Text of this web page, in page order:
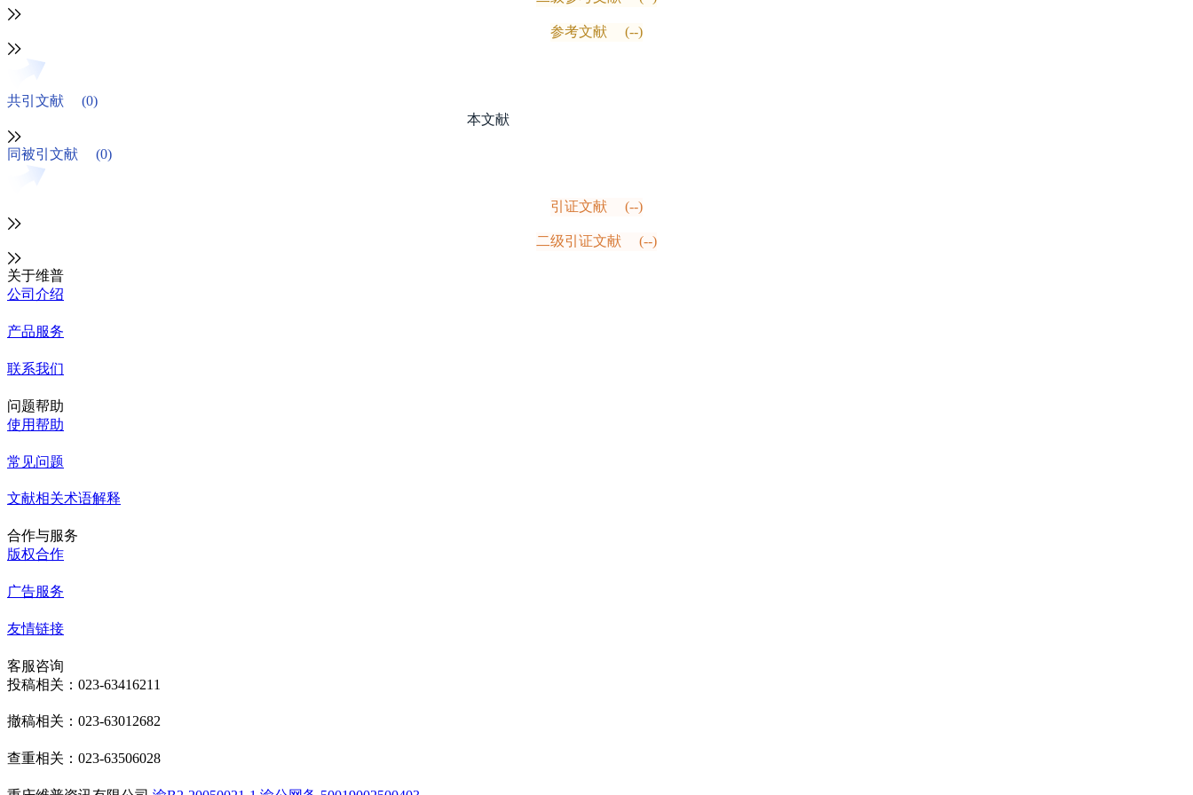
参考文献 (--)
共引文献
(0)
本文献
同被引文献 (0)
引证文献 (--)
二级引证文献 (--)
关于维普
公司介绍
产品服务
联系我们
问题帮助
使用帮助
常见问题
文献相关术语解释
合作与服务
版权合作
广告服务
友情链接
客服咨询
投稿相关：023-63416211
撤稿相关：023-63012682
查重相关：023-63506028